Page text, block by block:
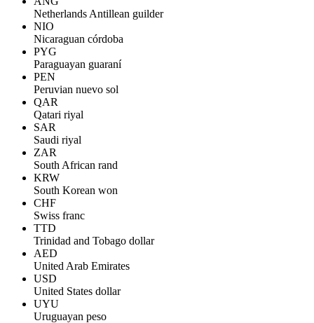
Netherlands Antillean guilder
NIO
Nicaraguan córdoba
PYG
Paraguayan guaraní
PEN
Peruvian nuevo sol
QAR
Qatari riyal
SAR
Saudi riyal
ZAR
South African rand
KRW
South Korean won
CHF
Swiss franc
TTD
Trinidad and Tobago dollar
AED
United Arab Emirates
USD
United States dollar
UYU
Uruguayan peso